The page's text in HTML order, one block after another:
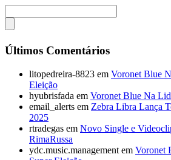
Últimos Comentários
litopedreira-8823 em Voronet Blue
Eleição
hyubrisfada em Voronet Blue Na
email_alerts em Zebra Libra Lança
2025
rtradegas em Novo Single e
RimaRussa
ydc.music.management em Voronet